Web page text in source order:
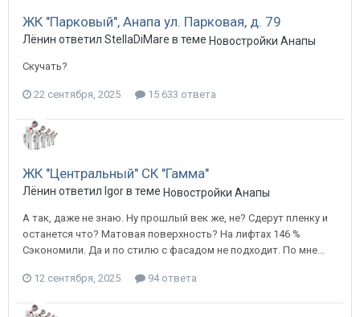
ЖК "Парковый", Анапа ул. Парковая, д. 79
Лёнин ответил StellaDiMare в теме Новостройки Анапы
Скучать?
22 сентября, 2025 15 633 ответа
ЖК "Центральный" СК "Гамма"
Лёнин ответил Igor в теме Новостройки Анапы
А так, даже не знаю. Ну прошлый век же, не? Сдерут пленку и
останется что? Матовая поверхность? На лифтах 146 %
Сэкономили. Да и по стилю с фасадом не подходит. По мне...
12 сентября, 2025 94 ответа